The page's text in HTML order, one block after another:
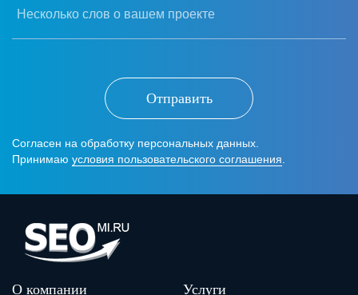
Несколько слов о вашем проекте
Отправить
Согласен на обработку персональных данных.
Принимаю условия пользовательского соглашения.
О компании
Услуги